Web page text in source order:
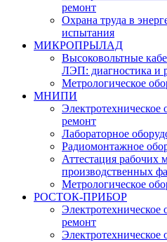
ремонт
Охрана труда в
испытания
МИКРОПРЫЛАД
Высоковольтные
ЛЭП: диагностика и
Метрологическое
МНИПИ
Электротехническое
ремонт
Лабораторное
Радиомонтажное
Аттестация рабочих
производственных
Метрологическое
РОСТОК-ПРИБОР
Электротехническое
ремонт
Электротехническое